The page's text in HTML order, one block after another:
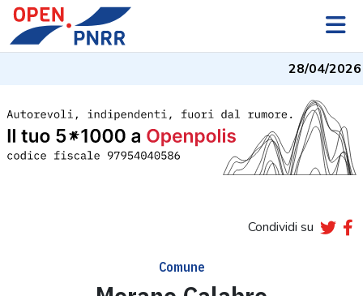
28/04/2026-
Condividi su
Comune